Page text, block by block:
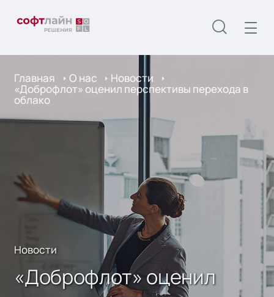
Главная О нас Новости
«Доброфлот» оценил перспективы перехода в
облако
Новости
«Доброфлот» оценил